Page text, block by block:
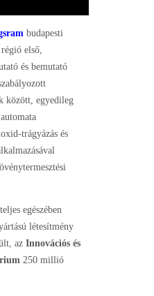
budapesti
első,
és bemutató
között, egyedileg
trágyázás és
egészében
létesítmény
az Innovációs és
250 millió